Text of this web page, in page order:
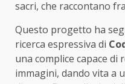
sacri, che raccontano
Questo progetto ha
ricerca espressiva di
una complice capace
immagini, dando vita a